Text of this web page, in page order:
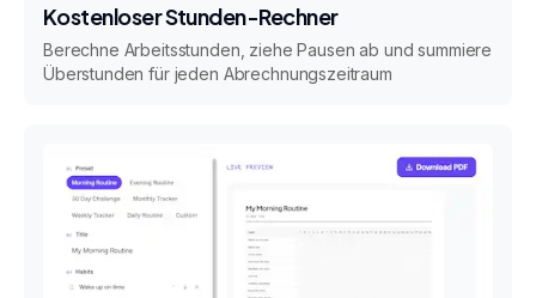
Kostenloser Stunden-Rechner
Berechne Arbeitsstunden, ziehe Pausen ab und summiere
Überstunden für jeden Abrechnungszeitraum